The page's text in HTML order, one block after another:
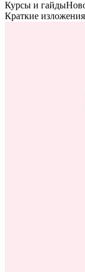
Курсы и гайды
Краткие